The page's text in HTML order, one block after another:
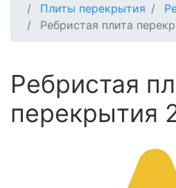
Плиты перекрытия
Ребристая плита
Ребристая
перекрытия